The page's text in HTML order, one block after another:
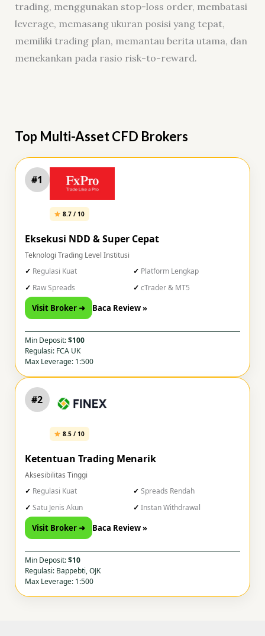
trading, menggunakan stop-loss order, membatasi
leverage, memasang ukuran posisi yang tepat,
memiliki trading plan, memantau berita utama, dan
menekankan pada rasio risk-to-reward.
Top Multi-Asset CFD Brokers
#1
8.7 / 10
Eksekusi NDD & Super Cepat
Teknologi Trading Level Institusi
Regulasi Kuat
Platform Lengkap
Raw Spreads
cTrader & MT5
Visit Broker ➜ Baca Review »
Min Deposit:$100
Regulasi: FCA UK
Max Leverage: 1:500
#2
8.5 / 10
Ketentuan Trading Menarik
Aksesibilitas Tinggi
Regulasi Kuat
Spreads Rendah
Satu Jenis Akun
Instan Withdrawal
Visit Broker ➜ Baca Review »
Min Deposit:$10
Regulasi: Bappebti, OJK
Max Leverage: 1:500